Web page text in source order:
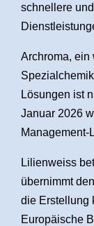
schnellere
Archroma, ein
Lösungen ist
Januar 2026
Management-
Lilienweiss
übernimmt
die Erstellung
Europäische